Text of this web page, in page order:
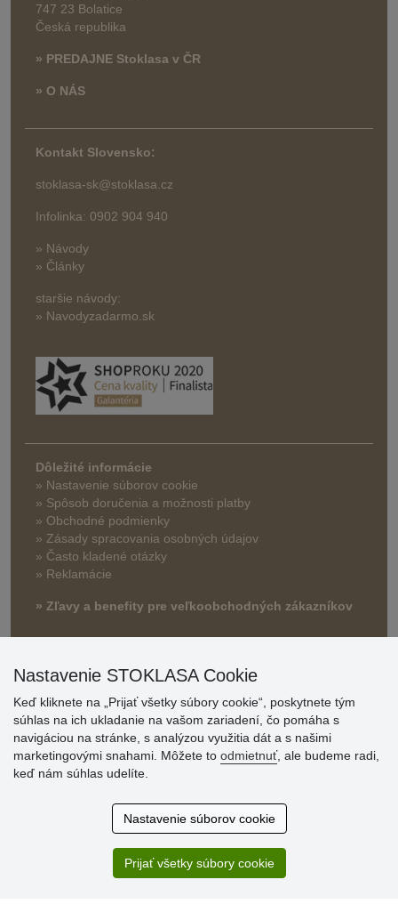
747 23 Bolatice
Česká republika
» PREDAJNE Stoklasa v ČR
» O NÁS
Kontakt Slovensko:
stoklasa-sk@stoklasa.cz
Infolinka: 0902 904 940
» Návody
» Články
staršie návody:
» Navodyzadarmo.sk
Dôležité informácie
» Nastavenie súborov cookie
» Spôsob doručenia a možnosti platby
» Obchodné podmienky
» Zásady spracovania osobných údajov
» Často kladené otázky
» Reklamácie
» Zľavy a benefity pre veľkoobchodných zákazníkov
Hodnotenia
Nastavenie STOKLASA Cookie
Keď kliknete na „Prijať všetky súbory cookie“, poskytnete tým
súhlas na ich ukladanie na vašom zariadení, čo pomáha s
navigáciou na stránke, s analýzou využitia dát a s našimi
marketingovými snahami. Môžete to odmietnuť, ale budeme radi,
keď nám súhlas udelíte.
Nastavenie súborov cookie
Prijať všetky súbory cookie